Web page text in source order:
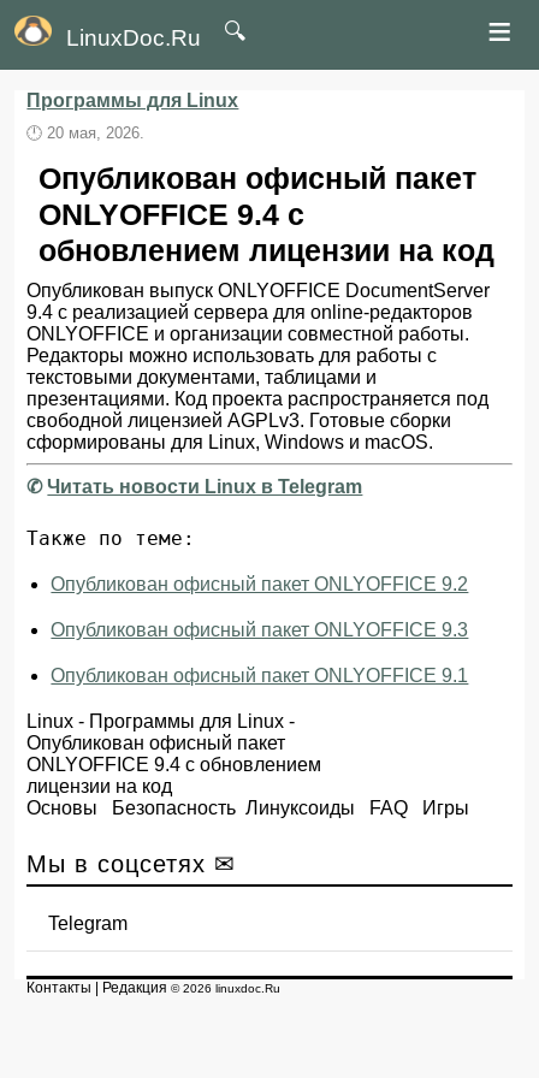
LinuxDoc.Ru 🔍 ≡
Программы для Linux
🕛20 мая, 2026.
Опубликован офисный пакет
ONLYOFFICE 9.4 с
обновлением лицензии на код
Опубликован выпуск ONLYOFFICE DocumentServer
9.4 с реализацией сервера для online-редакторов
ONLYOFFICE и организации совместной работы.
Редакторы можно использовать для работы с
текстовыми документами, таблицами и
презентациями. Код проекта распространяется под
свободной лицензией AGPLv3. Готовые сборки
сформированы для Linux, Windows и macOS.
✆Читать новости Linux в Telegram
Также по теме:
Опубликован офисный пакет ONLYOFFICE 9.2
Опубликован офисный пакет ONLYOFFICE 9.3
Опубликован офисный пакет ONLYOFFICE 9.1
Linux - Программы для Linux -
Опубликован офисный пакет
ONLYOFFICE 9.4 с обновлением
лицензии на код
Основы
Безопасность Линуксоиды FAQ Игры
Мы в соцсетях ✉
Telegram
Контакты Редакция © 2026 linuxdoc.Ru